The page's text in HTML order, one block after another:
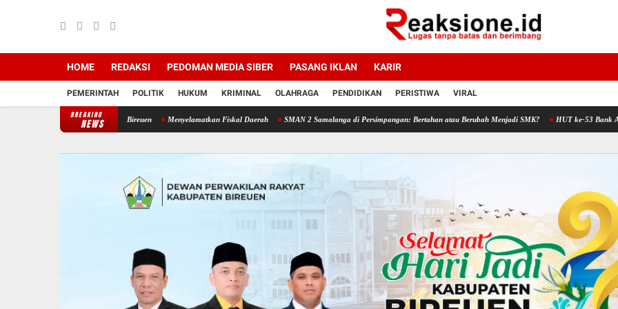
HOME REDAKSI PEDOMAN MEDIA SIBER PASANG IKLAN KARIR
PEMERINTAH POLITIK HUKUM KRIMINAL OLAHRAGA PENDIDIKAN PERISTIWA VIRAL
BREAKING
NEWS
Bangkitkan Petani Bireuen Menyelamatkan Fiskal Daerah SMAN 2 Samalanga di Persimpangan: Bertahan atau Berubah Menjadi SMK? HUT ke-53 Bank Aceh Syariah